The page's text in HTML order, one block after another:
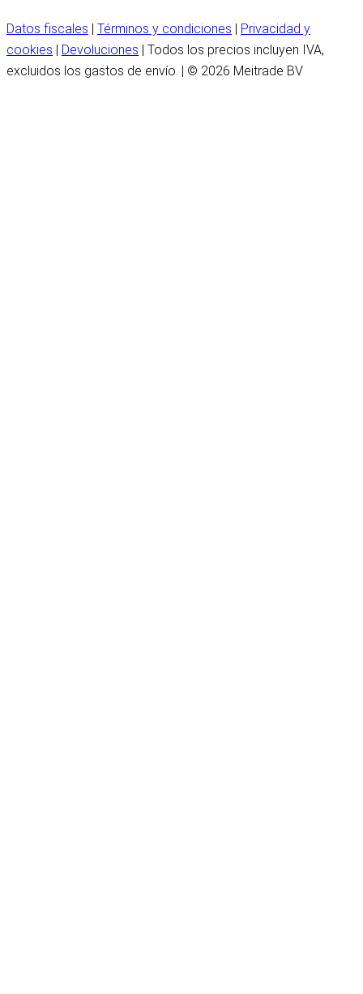
Datos fiscales Términos y condiciones
Privacidad y
cookies
Devoluciones | Todos los precios incluyen IVA,
excluidos los gastos de envío. | © 2026 Meitrade BV